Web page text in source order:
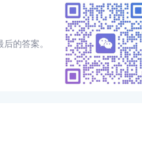
的答案。